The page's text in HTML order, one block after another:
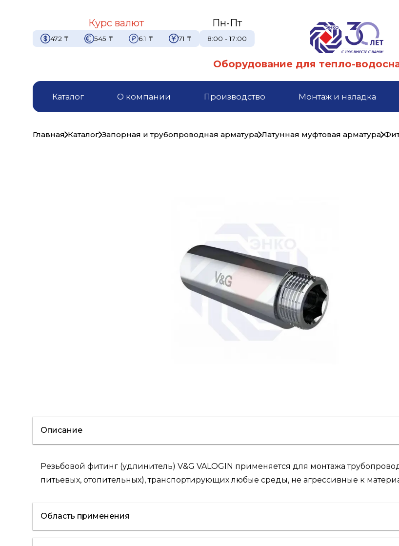
Курс валют
472 ₸ 545 ₸ 6.1 ₸ 71 ₸
Пн-Пт
8:00 - 17:00
Оборудование для тепло-
Каталог О компании Производство Монтаж и наладка
Главная Каталог Запорная и трубопроводная арматура Латунная муфтовая арматура
Описание
Резьбовой фитинг (удлинитель) V&G VALOGIN применяется для монтажа
питьевых, отопительных), транспортирующих любые среды, не агрессивные к
Область применения